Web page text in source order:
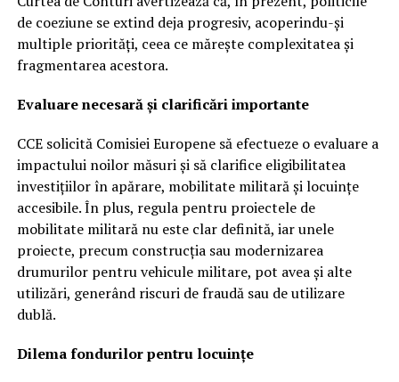
de coeziune se extind deja progresiv, acoperindu-și
multiple priorități, ceea ce mărește complexitatea și
fragmentarea acestora.
Evaluare necesară și clarificări importante
CCE solicită Comisiei Europene să efectueze o evaluare a
impactului noilor măsuri și să clarifice eligibilitatea
investițiilor în apărare, mobilitate militară și locuințe
accesibile. În plus, regula pentru proiectele de
mobilitate militară nu este clar definită, iar unele
proiecte, precum construcția sau modernizarea
drumurilor pentru vehicule militare, pot avea și alte
utilizări, generând riscuri de fraudă sau de utilizare
dublă.
Dilema fondurilor pentru locuințe